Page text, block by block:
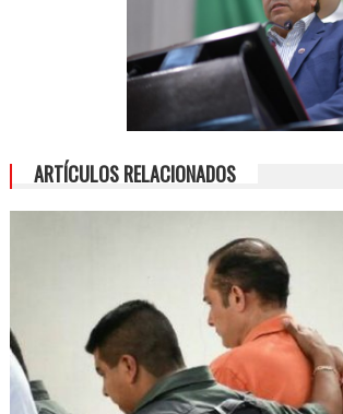
ARTÍCULOS RELACIONADOS